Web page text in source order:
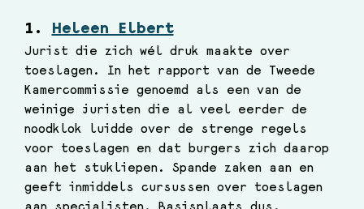
1. Heleen Elbert
Jurist die zich wél druk maakte over
toeslagen. In het rapport van de Tweede
Kamercommissie genoemd als een van de
weinige juristen die al veel eerder de
noodklok luidde over de strenge regels
voor toeslagen en dat burgers zich daarop
aan het stukliepen. Spande zaken aan en
geeft inmiddels cursussen over toeslagen